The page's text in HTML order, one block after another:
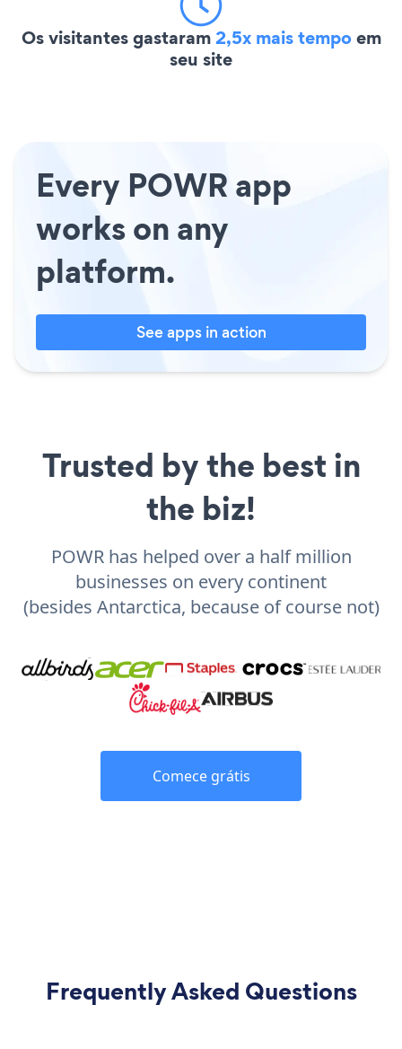
Os visitantes gastaram2,5x mais tempoem
seu site
Every POWR app
works on any
platform.
See apps in action
Trusted by the best in
the biz!
POWR has helped over a half million
businesses on every continent
(besides Antarctica, because of course not)
Comece grátis
Frequently Asked Questions